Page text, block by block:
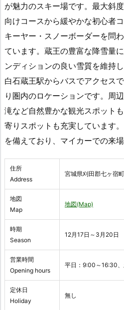
が魅力のスキー場です。最大斜
向けコースから緩やかな初心者
キーヤー・スノーボーダーを問
ています。蔵王の豊富な降雪量
ンディションの良い雪質を維持
白石蔵王駅からバスでアクセス
り圏内のロケーションです。周
滝など自然豊かな観光スポット
寄りスポットも充実しています
を備えており、マイカーでの来
住所
Address
宮城県刈田郡七ヶ宿
地図
Map
地図(Map)
時期
Season
12月17日～3月20日
営業時間
Opening hours
平日：9:00～16:30
定休日
Holiday
無し